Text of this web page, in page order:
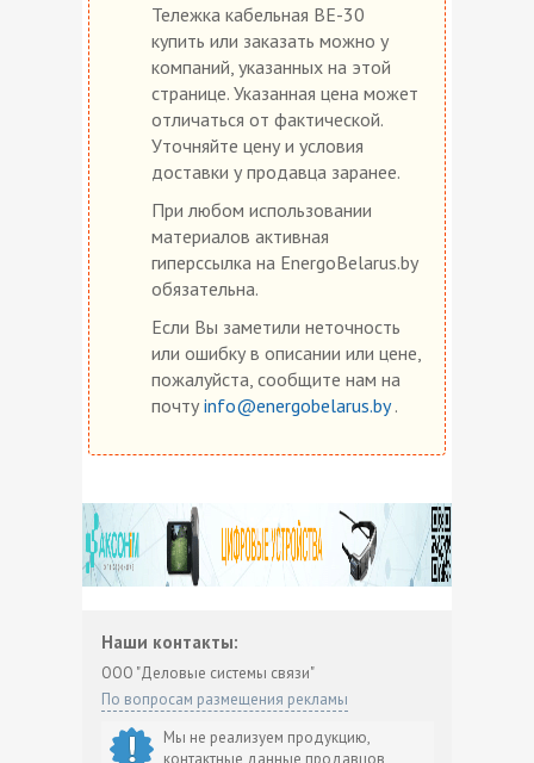
Тележка кабельная ВЕ-30
купить или заказать можно у
компаний, указанных на этой
странице. Указанная цена может
отличаться от фактической.
Уточняйте цену и условия
доставки у продавца заранее.
При любом использовании
материалов активная
гиперссылка на EnergoBelarus.by
обязательна.
Если Вы заметили неточность
или ошибку в описании или цене,
пожалуйста, сообщите нам на
почту info@energobelarus.by.
Наши контакты:
ООО "Деловые системы связи"
По вопросам размещения рекламы
Мы не реализуем продукцию,
контактные данные продавцов